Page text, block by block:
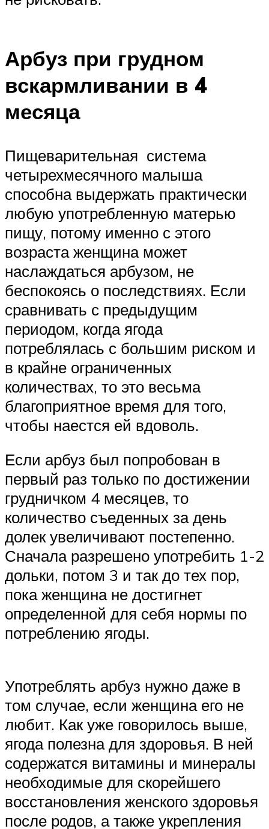
Арбуз при грудном
вскармливании в 4
месяца
Пищеварительная система
четырехмесячного малыша
способна выдержать практически
любую употребленную матерью
пищу, потому именно с этого
возраста женщина может
наслаждаться арбузом, не
беспокоясь о последствиях. Если
сравнивать с предыдущим
периодом, когда ягода
потреблялась с большим риском и
в крайне ограниченных
количествах, то это весьма
благоприятное время для того,
чтобы наестся ей вдоволь.
Если арбуз был попробован в
первый раз только по достижении
грудничком 4 месяцев, то
количество съеденных за день
долек увеличивают постепенно.
Сначала разрешено употребить 1-2
дольки, потом 3 и так до тех пор,
пока женщина не достигнет
определенной для себя нормы по
потреблению ягоды.
Употреблять арбуз нужно даже в
том случае, если женщина его не
любит. Как уже говорилось выше,
ягода полезна для здоровья. В ней
содержатся витамины и минералы
необходимые для скорейшего
восстановления женского здоровья
после родов, а также укрепления